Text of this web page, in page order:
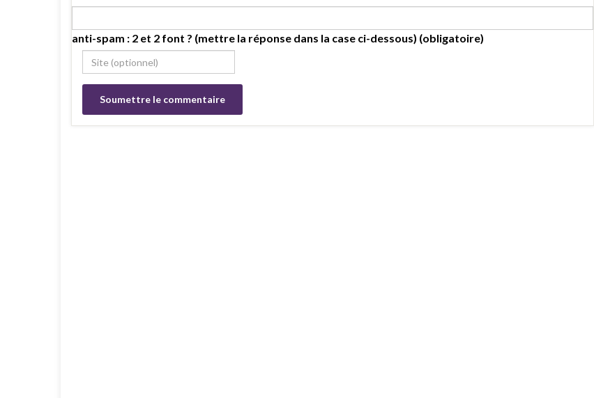
anti-spam : 2 et 2 font ? (mettre la réponse dans la case ci-dessous) (obligatoire)